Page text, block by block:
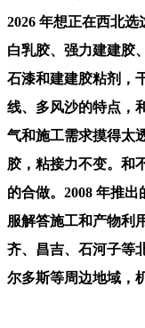
2026 年想正在西北
白乳胶、强力建建胶
石漆和建建胶粘剂，
线、多风沙的特点，
气和施工需求摸得太
胶，粘接力不变。和
的合做。2008 年推
服解答施工和产物利
齐、昌吉、石河子等
尔多斯等周边地域，